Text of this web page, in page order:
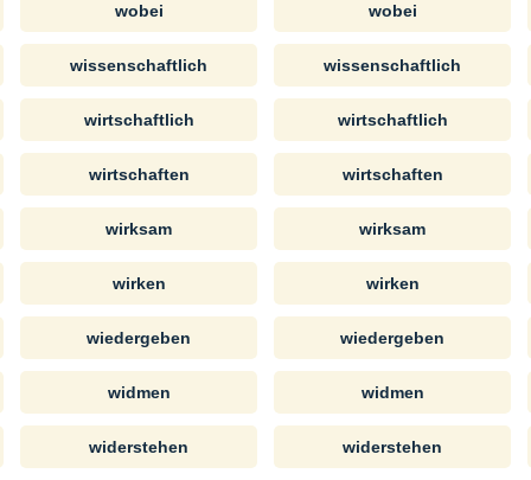
wobei
wissenschaftlich
wirtschaftlich
wirtschaften
wirksam
wirken
wiedergeben
widmen
widerstehen
wobei
wissenschaftlich
wirtschaftlich
wirtschaften
wirksam
wirken
wiedergeben
widmen
widerstehen